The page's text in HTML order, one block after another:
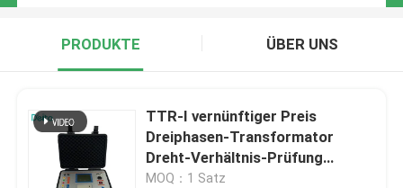
PRODUKTE ÜBER UNS
TTR-I vernünftiger Preis
Dreiphasen-Transformator
Dreht-Verhältnis-Prüfung
Transformator Tester
MOQ：1 Satz